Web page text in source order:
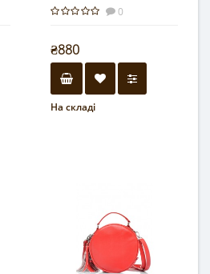
Flower
0
₴880
На складі